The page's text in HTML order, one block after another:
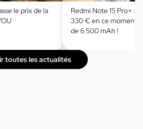
le prix de la
Redmi Note 15 Pro+ : il
330 € en ce moment
de 6 500 mAh !
toutes les actualités